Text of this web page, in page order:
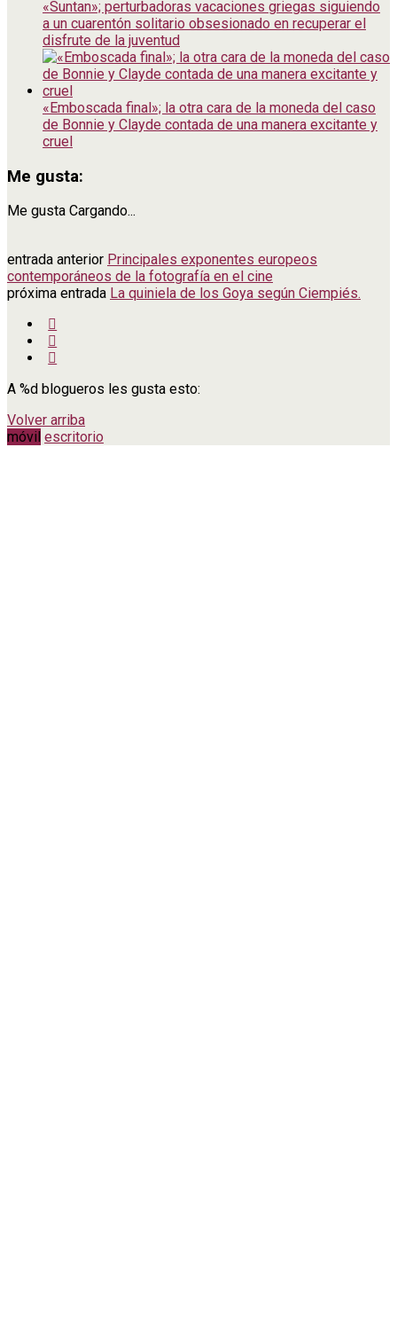
«Suntan»; perturbadoras vacaciones griegas siguiendo
a un cuarentón solitario obsesionado en recuperar el
disfrute de la juventud
«Emboscada final»; la otra cara de la moneda del caso
de Bonnie y Clayde contada de una manera excitante y
cruel
Me gusta:
Me gusta Cargando...
entrada anterior Principales exponentes europeos
contemporáneos de la fotografía en el cine
próxima entrada La quiniela de los Goya según Ciempiés.
A %d blogueros les gusta esto:
Volver arriba
móvil escritorio